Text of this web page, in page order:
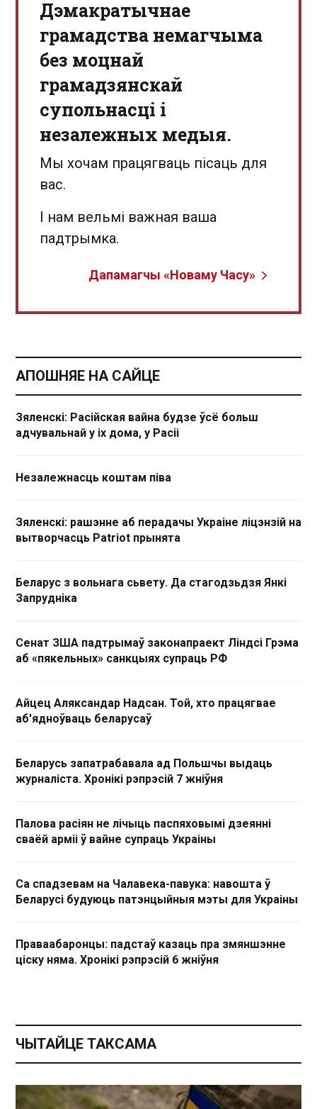
Дэмакратычнае
грамадства немагчыма
без моцнай
грамадзянскай
супольнасці і
незалежных медыя.
Мы хочам працягваць пісаць для
вас.
І нам вельмі важная ваша
падтрымка.
Дапамагчы «Новаму Часу»
АПОШНЯЕ НА САЙЦЕ
Зяленскі: Расійская вайна будзе ўсё больш
адчувальнай у іх дома, у Расіі
Незалежнасць коштам піва
Зяленскі: рашэнне аб перадачы Украіне ліцэнзій на
вытворчасць Patriot прынята
Беларус з вольнага сьвету. Да стагодзьдзя Янкі
Запрудніка
Сенат ЗША падтрымаў законапраект Ліндсі Грэма
аб «пякельных» санкцыях супраць РФ
Айцец Аляксандар Надсан. Той, хто працягвае
аб'ядноўваць беларусаў
Беларусь запатрабавала ад Польшчы выдаць
журналіста. Хронікі рэпрэсій 7 жніўня
Палова расіян не лічыць паспяховымі дзеянні
сваёй арміі ў вайне супраць Украіны
Са спадзевам на Чалавека-павука: навошта ў
Беларусі будуюць патэнцыйныя мэты для Украіны
Праваабаронцы: падстаў казаць пра змяншэнне
ціску няма. Хронікі рэпрэсій 6 жніўня
ЧЫТАЙЦЕ ТАКСАМА